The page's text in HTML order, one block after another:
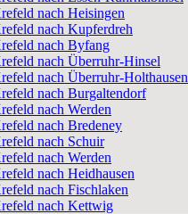
nach Heisingen
nach Kupferdreh
nach Byfang
nach Überruhr-Hinsel
nach Überruhr-Holthausen
nach Burgaltendorf
nach Werden
nach Bredeney
nach Schuir
nach Werden
nach Heidhausen
nach Fischlaken
nach Kettwig